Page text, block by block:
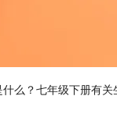
么？七年级下册有